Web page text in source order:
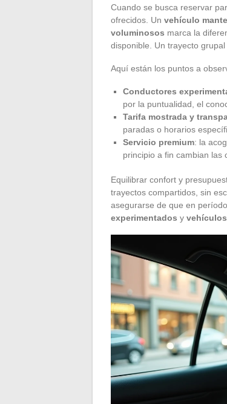
Cuando se busca reservar
ofrecidos. Un vehículo
voluminosos marca la
disponible. Un trayecto
Aquí están los puntos a
Conductores
por la puntualidad, el
Tarifa mostrada y
paradas o horarios
Servicio premium: la
principio a fin cambian las
Equilibrar confort y
trayectos compartidos, sin
asegurarse de que en
experimentados y